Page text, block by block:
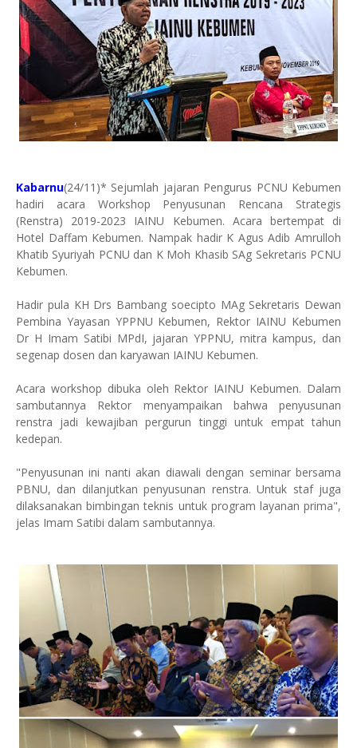
Kabarnu(24/11)* Sejumlah jajaran Pengurus PCNU Kebumen
hadiri acara Workshop Penyusunan Rencana Strategis
(Renstra) 2019-2023 IAINU Kebumen. Acara bertempat di
Hotel Daffam Kebumen. Nampak hadir K Agus Adib Amrulloh
Khatib Syuriyah PCNU dan K Moh Khasib SAg Sekretaris PCNU
Kebumen.
Hadir pula KH Drs Bambang soecipto MAg Sekretaris Dewan
Pembina Yayasan YPPNU Kebumen, Rektor IAINU Kebumen
Dr H Imam Satibi MPdI, jajaran YPPNU, mitra kampus, dan
segenap dosen dan karyawan IAINU Kebumen.
Acara workshop dibuka oleh Rektor IAINU Kebumen. Dalam
sambutannya Rektor menyampaikan bahwa penyusunan
renstra jadi kewajiban pergurun tinggi untuk empat tahun
kedepan.
"Penyusunan ini nanti akan diawali dengan seminar bersama
PBNU, dan dilanjutkan penyusunan renstra. Untuk staf juga
dilaksanakan bimbingan teknis untuk program layanan prima",
jelas Imam Satibi dalam sambutannya.